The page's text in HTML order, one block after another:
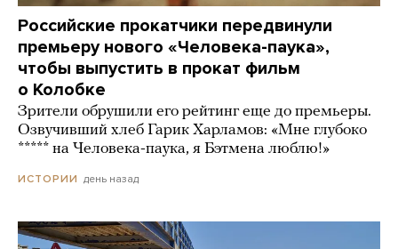
Российские прокатчики передвинули
премьеру нового «Человека-паука»,
чтобы выпустить в прокат фильм
о Колобке
Зрители обрушили его рейтинг еще до премьеры.
Озвучивший хлеб Гарик Харламов: «Мне глубоко
***** на Человека-паука, я Бэтмена люблю!»
ИСТОРИИ день назад